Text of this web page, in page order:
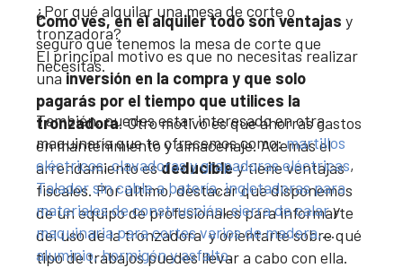
¿Por qué alquilar una mesa de corte o
tronzadora?
El principal motivo es que no necesitas realizar
unainversión en la compra y que solo
pagarás por el tiempo que utilices la
tronzadora. Otro motivo es que ahorras gastos
en mantenimiento y almacenaje. Además el
arrendamiento esdeducibley tiene ventajas
fiscales. Por último, destacar que disponemos
de un equipo de profesionales para informarte
del uso de la tronzadora y orientarte sobre qué
tipo de trabajos puedes llevar a cabo con ella.
Como ves, en el alquiler todo son ventajas y
seguro que tenemos la mesa de corte que
necesitas.
También, puedes estar interesado en otra
maquinaría que te ofrecemos como:martillos
eléctricos,clavadoras y grapadoras eléctricas,
Talador sin cable a batería,ingletadoras para
materiales de construcción,sierra de calary
maquinaria para cortes varios de madera,
aluminio, hormigón y asfalto.